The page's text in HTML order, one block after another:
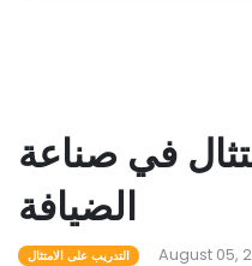
في صناعة
الضيافة
التدريب على الامتثال
August 05,